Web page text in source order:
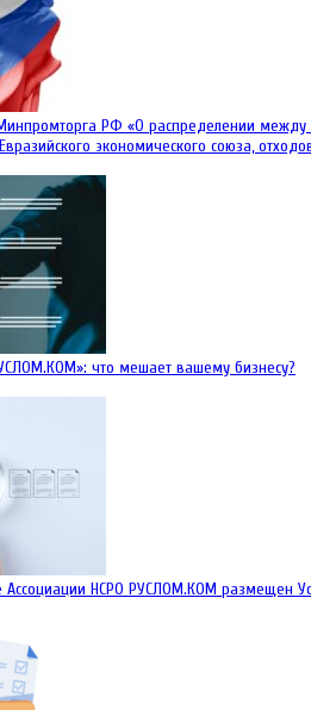
РФ «О распределении между
экономического союза,
что мешает вашему бизнесу?
Ассоциации НСРО РУСЛОМ.КОM размещен